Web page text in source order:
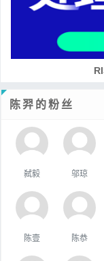
培养
陈羿的粉丝
弑毅 邬琼
陈壹 陈恭